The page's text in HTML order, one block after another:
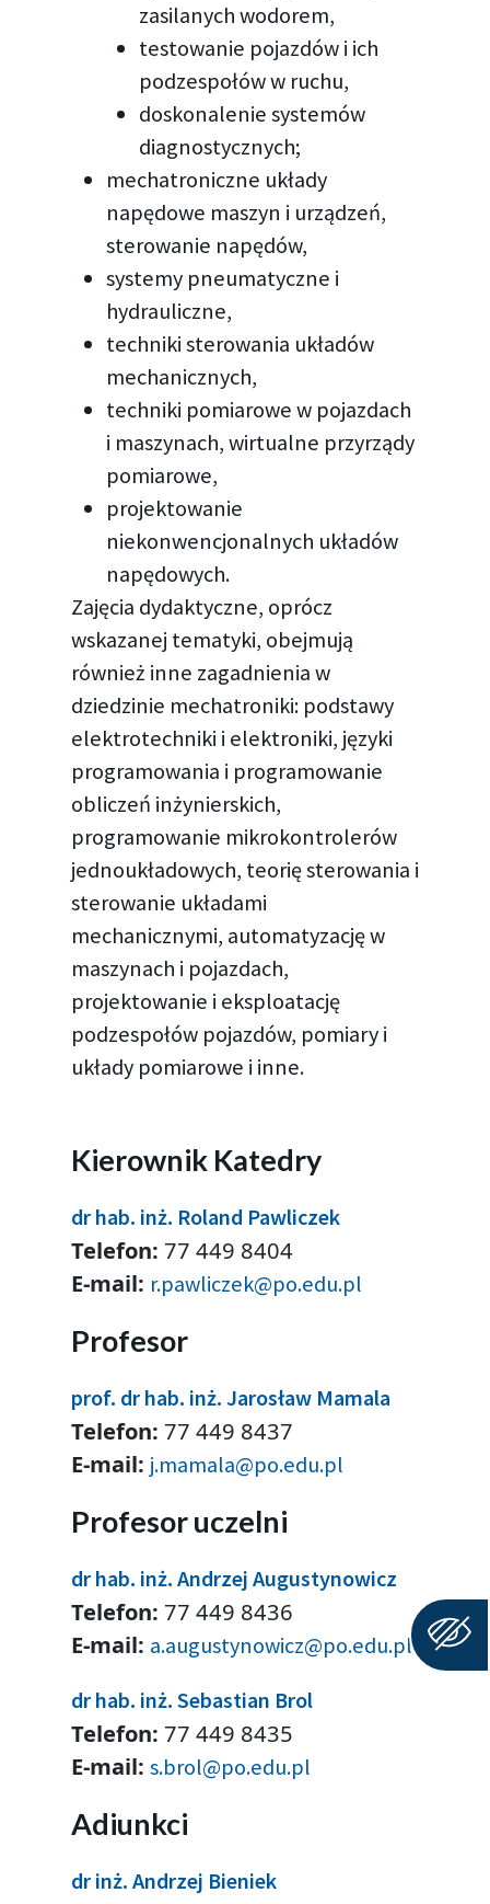
zasilanych wodorem,
testowanie pojazdów i ich
podzespołów w ruchu,
doskonalenie systemów
diagnostycznych;
mechatroniczne układy
napędowe maszyn i urządzeń,
sterowanie napędów,
systemy pneumatyczne i
hydrauliczne,
techniki sterowania układów
mechanicznych,
techniki pomiarowe w pojazdach
i maszynach, wirtualne przyrządy
pomiarowe,
projektowanie
niekonwencjonalnych układów
napędowych.
Zajęcia dydaktyczne, oprócz
wskazanej tematyki, obejmują
również inne zagadnienia w
dziedzinie mechatroniki: podstawy
elektrotechniki i elektroniki, języki
programowania i programowanie
obliczeń inżynierskich,
programowanie mikrokontrolerów
jednoukładowych, teorię sterowania i
sterowanie układami
mechanicznymi, automatyzację w
maszynach i pojazdach,
projektowanie i eksploatację
podzespołów pojazdów, pomiary i
układy pomiarowe i inne.
Kierownik Katedry
dr hab. inż. Roland Pawliczek
Telefon: 77 449 8404
E-mail: r.pawliczek@po.edu.pl
Profesor
prof. dr hab. inż. Jarosław Mamala
Telefon: 77 449 8437
E-mail: j.mamala@po.edu.pl
Profesor uczelni
dr hab. inż. Andrzej Augustynowicz
Telefon: 77 449 8436
E-mail: a.augustynowicz@po.edu.pl
dr hab. inż. Sebastian Brol
Telefon: 77 449 8435
E-mail: s.brol@po.edu.pl
Adiunkci
dr inż. Andrzej Bieniek